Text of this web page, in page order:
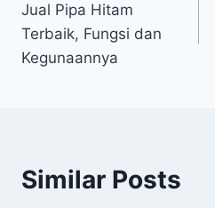
Jual Pipa Hitam
Terbaik, Fungsi dan
Kegunaannya
Similar Posts